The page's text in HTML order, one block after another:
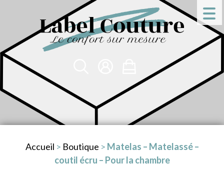
Accueil > Boutique > Matelas – Matelassé –
coutil écru – Pour la chambre